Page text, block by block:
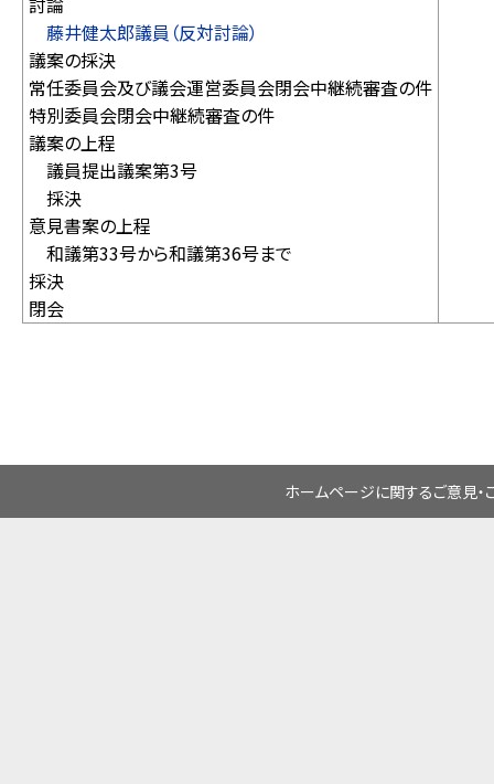
藤井健太郎議員（反対討論）
議案の採決
常任委員会及び議会運営委員会閉会中継続審査の件
特別委員会閉会中継続審査の件
議案の上程
議員提出議案第3号
採決
意見書案の上程
和議第33号から和議第36号まで
採決
閉会
ホームページに関するご意見・